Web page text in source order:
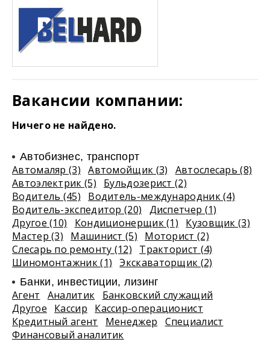
Вакансии компании:
Ничего не найдено.
Автобизнес, транспорт
Автомаляр (3) Автомойщик (3)
Автослесарь (8)
Автоэлектрик (5)
Бульдозерист (2)
Водитель (45)
Водитель-международник (4)
Водитель-экспедитор (20)
Диспетчер (1)
Другое (10)
Кондиционерщик (1)
Кузовщик (3)
Мастер (3)
Машинист (5)
Моторист (2)
Слесарь по ремонту (12)
Тракторист (4)
Шиномонтажник (1)
Экскаваторщик (2)
Банки, инвестиции, лизинг
Агент Аналитик
Банковский служащий
Другое
Кассир
Кассир-операционист
Кредитный агент
Менеджер
Специалист
Финансовый аналитик